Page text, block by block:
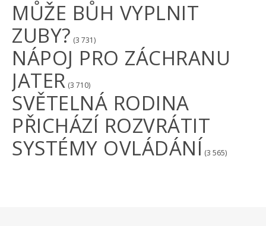
MŮŽE BŮH VYPLNIT
ZUBY? (3 731)
NÁPOJ PRO ZÁCHRANU
JATER (3 710)
SVĚTELNÁ RODINA
PŘICHÁZÍ ROZVRÁTIT
SYSTÉMY OVLÁDÁNÍ (3 565)